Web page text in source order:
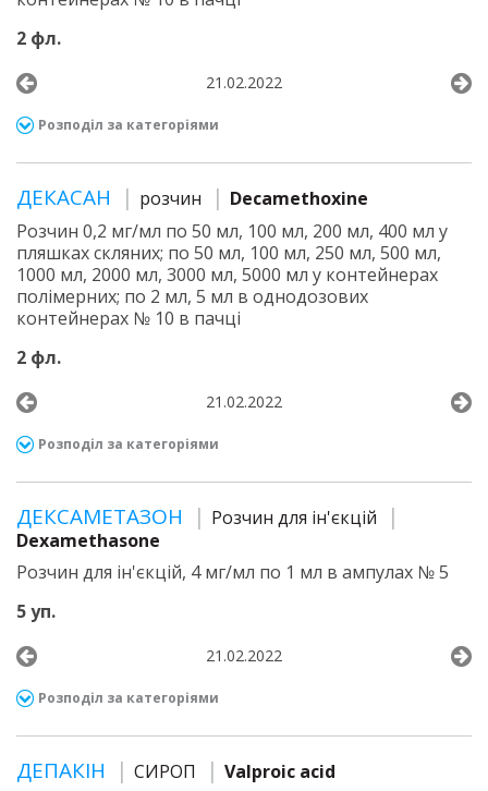
2 фл.
21.02.2022
Розподіл за категоріями
ДЕКАСАН розчин
Decamethoxine
Розчин 0,2 мг/мл по 50 мл, 100 мл, 200 мл, 400 мл у
пляшках скляних; по 50 мл, 100 мл, 250 мл, 500 мл,
1000 мл, 2000 мл, 3000 мл, 5000 мл у контейнерах
полімерних; по 2 мл, 5 мл в однодозових
контейнерах № 10 в пачці
2 фл.
21.02.2022
Розподіл за категоріями
ДЕКСАМЕТАЗОН
Розчин для ін'єкцій
Dexamethasone
Розчин для ін'єкцій, 4 мг/мл по 1 мл в ампулах № 5
5 уп.
21.02.2022
Розподіл за категоріями
ДЕПАКІН СИРОП
Valproic acid